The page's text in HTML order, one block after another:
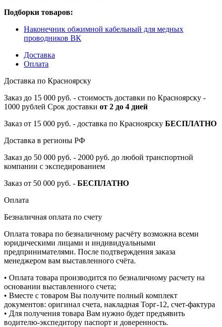
Подборки товаров:
Наконечник обжимной кабельный для медных
проводников ВК
Доставка
Оплата
Доставка по Красноярску
Заказ до 15 000 руб. - стоимость доставки по Красноярску -
1000 рублей Срок доставки от 2 до 4 дней
Заказ от 15 000 руб. - доставка по Красноярску БЕСПЛАТНО
Доставка в регионы РФ
Заказ до 50 000 руб. - 2000 руб. до любой транспортной
компании с экспедированием
Заказ от 50 000 руб. - БЕСПЛАТНО
Оплата
Безналичная оплата по счету
Оплата товара по безналичному расчёту возможна всеми
юридическими лицами и индивидуальными
предпринимателями. После подтверждения заказа
менеджером вам выставленного счёта.
• Оплата товара производится по безналичному расчету на
основании выставленного счета;
• Вместе с товаром Вы получите полный комплект
документов: оригинал счета, накладная Торг-12, счет-фактура
• Для получения товара Вам нужно будет предъявить
водителю-экспедитору паспорт и доверенность.